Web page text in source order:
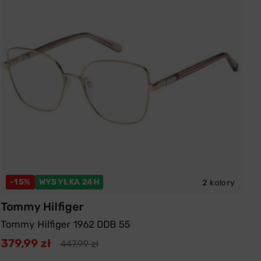
-15% WYSYŁKA 24H 2 kolory
Tommy Hilfiger
Tommy Hilfiger 1962 DDB 55
379,99 zł 447,99 zł